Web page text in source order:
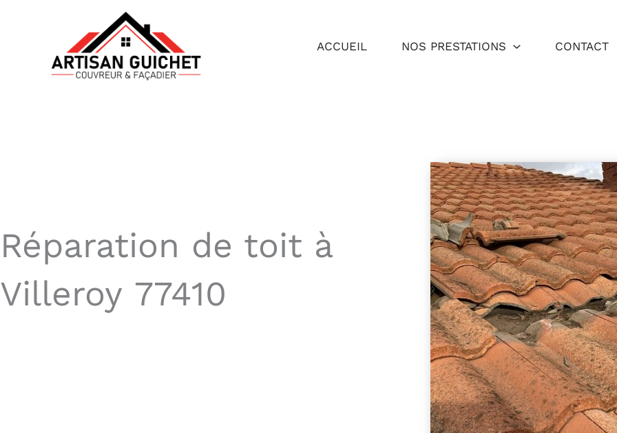
ACCUEIL NOS PRESTATIONS CONTACT
Réparation de toit à
Villeroy 77410